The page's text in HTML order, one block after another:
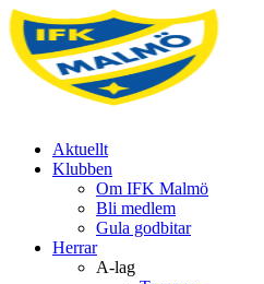
Aktuellt
Klubben
Om IFK Malmö
Bli medlem
Gula godbitar
Herrar
A-lag